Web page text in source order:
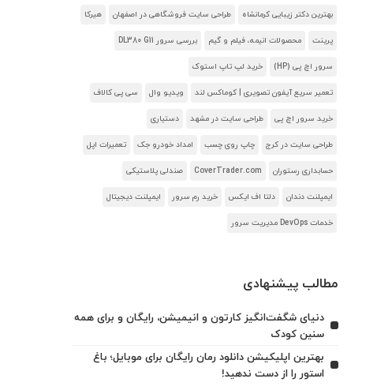
بهترین دکتر زیبایی کرمانشاه طراحی سایت فروشگاهی در اصفهان هیرکا
پرینت محصولات انیمه، فیلم و گیم بررسی سرور DL380 G11
سرور اچ پی (HP) خرید لپ تاپ استوک
تعمیر سریع آیفون تصویری | کوماکس لند ویدیو وال سی پی کالاف
خرید سرور اچ پی طراحی سایت در مشهد دستیاری
طراحی سایت در کرج چاپ روی چسب امداد خودرو جک تعمیرات اپل
حسابداری رستوران CoverTrader.com صندلی پلاستیکی
ایمپلنت دندان دلتا اف ایکس خرید رم سرور ایمپلنت دیجیتال
خدمات DevOps مدیریت سرور
مطالب پیشنهادی
دنیای شگفت‌انگیز کارتون و انیمیشن، رایگان و برای همه
سنین کودک
بهترین اپلیکیشن دانلود رمان رایگان برای موبایل؛ باغ
استور را از دست ندهید!